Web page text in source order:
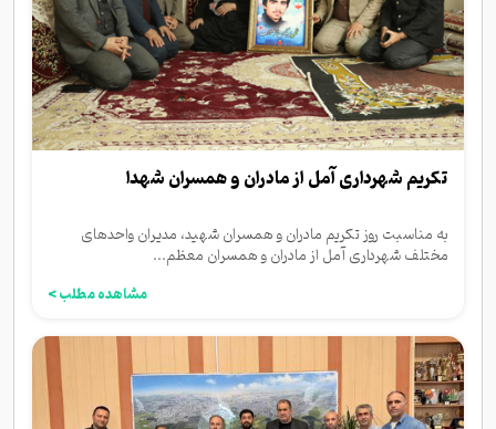
تکریم شهرداری آمل از مادران و همسران شهدا
به مناسبت روز تکریم مادران و همسران شهید، مدیران واحدهای
مختلف شهرداری آمل از مادران و همسران معظم...
مشاهده مطلب >